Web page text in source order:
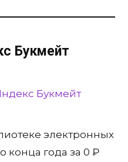
Букмейт
электронных
конца года за 0 ₽